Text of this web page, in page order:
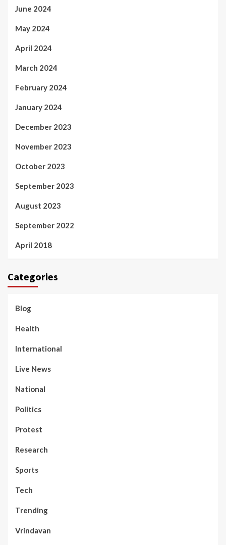
June 2024
May 2024
April 2024
March 2024
February 2024
January 2024
December 2023
November 2023
October 2023
September 2023
August 2023
September 2022
April 2018
Categories
Blog
Health
International
Live News
National
Politics
Protest
Research
Sports
Tech
Trending
Vrindavan